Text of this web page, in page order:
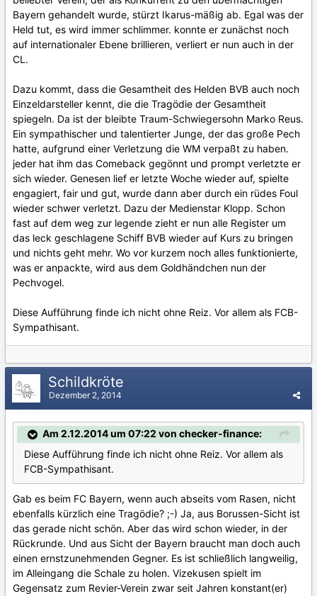
Bayern gehandelt wurde, stürzt Ikarus-mäßig ab. Egal was der
Held tut, es wird immer schlimmer. konnte er zunächst noch
auf internationaler Ebene brillieren, verliert er nun auch in der
CL.
Dazu kommt, dass die Gesamtheit des Helden BVB auch noch
Einzeldarsteller kennt, die die Tragödie der Gesamtheit
spiegeln. Da ist der bleibte Traum-Schwiegersohn Marko Reus.
Ein sympathischer und talentierter Junge, der das große Pech
hatte, aufgrund einer Verletzung die WM verpaßt zu haben.
jeder hat ihm das Comeback gegönnt und prompt verletzte er
sich wieder. Genesen lief er letzte Woche wieder auf, spielte
engagiert, fair und gut, wurde dann aber durch ein rüdes Foul
wieder schwer verletzt. Dazu der Medienstar Klopp. Schon
fast auf dem weg zur legende zieht er nun alle Register um
das leck geschlagene Schiff BVB wieder auf Kurs zu bringen
und nichts geht mehr. Wo vor kurzem noch alles funktionierte,
was er anpackte, wird aus dem Goldhändchen nun der
Pechvogel.
Diese Aufführung finde ich nicht ohne Reiz. Vor allem als FCB-
Sympathisant.
Schildkröte
Dezember 2, 2014
Am 2.12.2014 um 07:22 von checker-finance:
Diese Aufführung finde ich nicht ohne Reiz. Vor allem als
FCB-Sympathisant.
Gab es beim FC Bayern, wenn auch abseits vom Rasen, nicht
ebenfalls kürzlich eine Tragödie? ;-) Ja, aus Borussen-Sicht ist
das gerade nicht schön. Aber das wird schon wieder, in der
Rückrunde. Und aus Sicht der Bayern braucht man doch auch
einen ernstzunehmenden Gegner. Es ist schließlich langweilig,
im Alleingang die Schale zu holen. Vizekusen spielt im
Gegensatz zum Revier-Verein zwar seit Jahren konstant(er)